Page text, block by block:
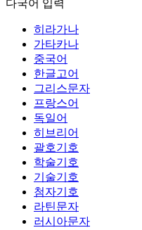
다국어 입력
히라가나
가타카나
중국어
한글고어
그리스문자
프랑스어
독일어
히브리어
괄호기호
학술기호
기술기호
첨자기호
라틴문자
러시아문자